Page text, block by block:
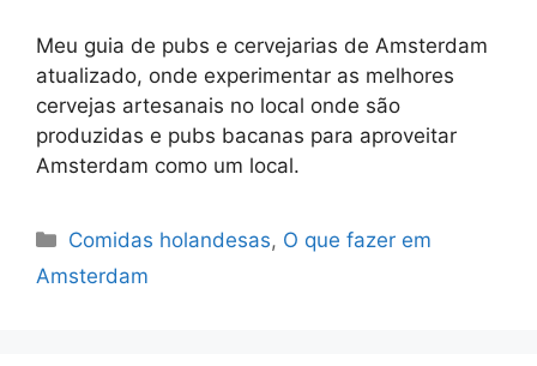
Meu guia de pubs e cervejarias de Amsterdam
atualizado, onde experimentar as melhores
cervejas artesanais no local onde são
produzidas e pubs bacanas para aproveitar
Amsterdam como um local.
Categorias
Comidas holandesas, O que fazer em
Amsterdam